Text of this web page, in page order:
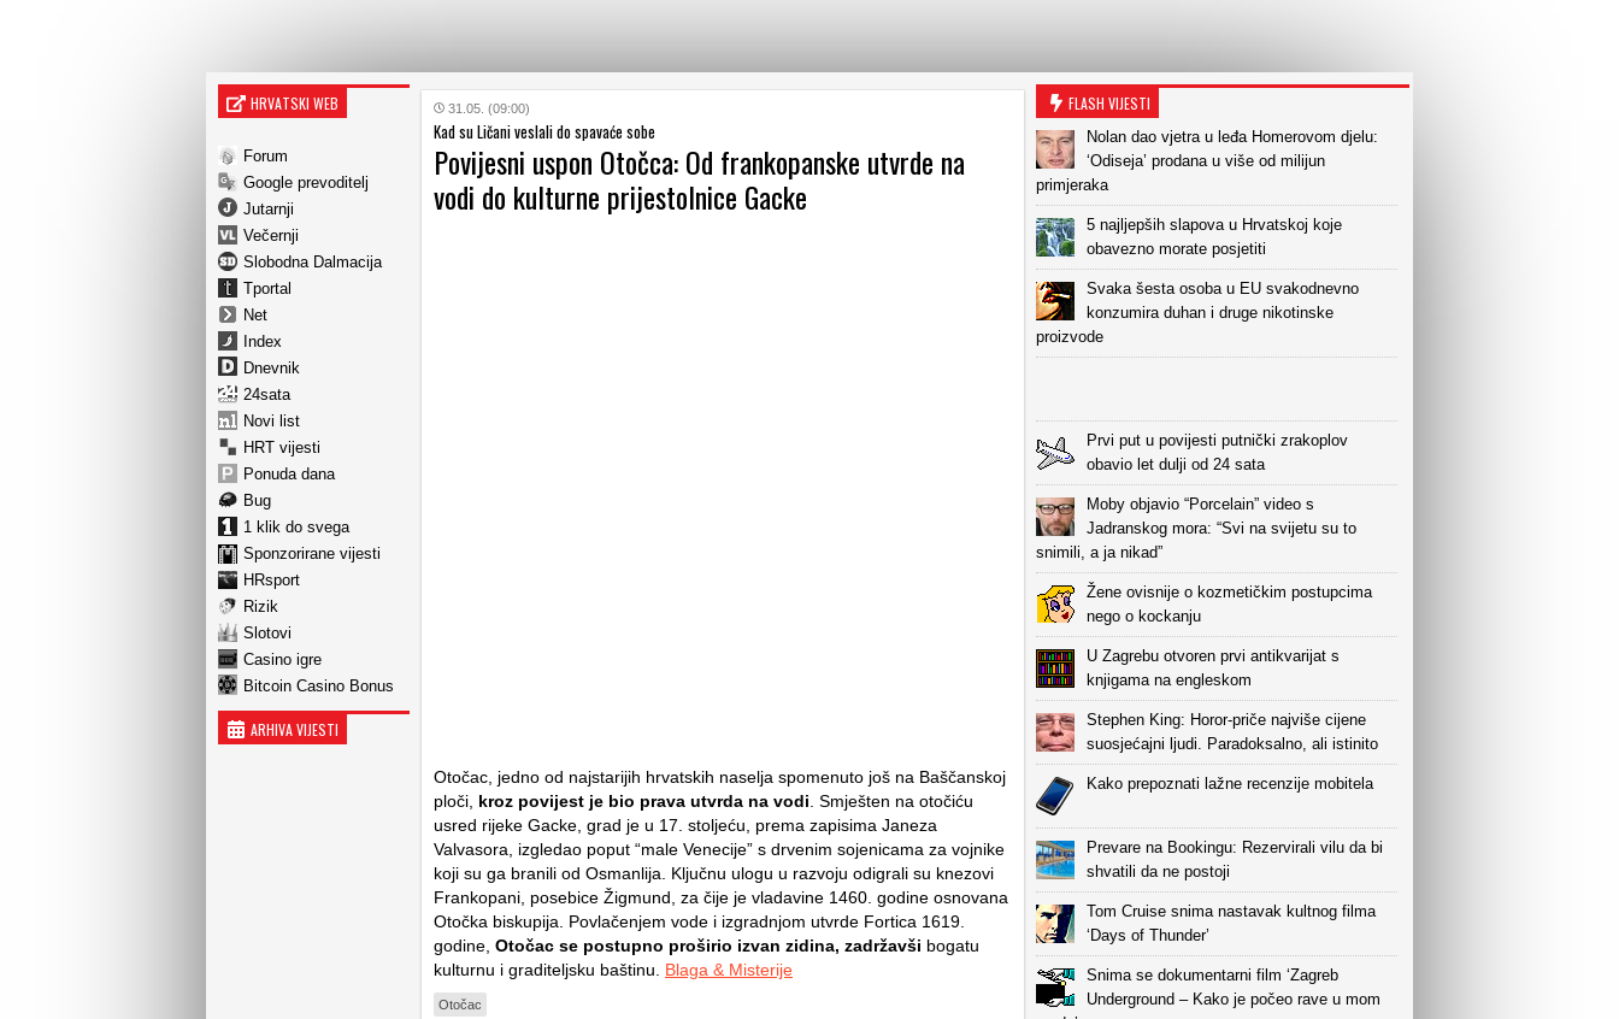
HRVATSKI WEB
Forum
Google prevoditelj
Jutarnji
Večernji
Slobodna Dalmacija
Tportal
Net
Index
Dnevnik
24sata
Novi list
HRT vijesti
Ponuda dana
Bug
1 klik do svega
Sponzorirane vijesti
HRsport
Rizik
Slotovi
Casino igre
Bitcoin Casino Bonus
ARHIVA VIJESTI
31.05. (09:00)
Kad su Ličani veslali do spavaće sobe
Povijesni uspon Otočca: Od frankopanske utvrde na
vodi do kulturne prijestolnice Gacke
Otočac, jedno od najstarijih hrvatskih naselja spomenuto još na Baščanskoj
ploči, kroz povijest je bio prava utvrda na vodi . Smješten na otočiću
usred rijeke Gacke, grad je u 17. stoljeću, prema zapisima Janeza
Valvasora, izgledao poput “male Venecije” s drvenim sojenicama za vojnike
koji su ga branili od Osmanlija. Ključnu ulogu u razvoju odigrali su knezovi
Frankopani, posebice Žigmund, za čije je vladavine 1460. godine osnovana
Otočka biskupija. Povlačenjem vode i izgradnjom utvrde Fortica 1619.
godine, Otočac se postupno proširio izvan zidina, zadržavši bogatu
kulturnu i graditeljsku baštinu. Blaga & Misterije
Otočac
FLASH VIJESTI
Nolan dao vjetra u leđa Homerovom djelu:
‘Odiseja’ prodana u više od milijun
primjeraka
5 najljepših slapova u Hrvatskoj koje
obavezno morate posjetiti
Svaka šesta osoba u EU svakodnevno
konzumira duhan i druge nikotinske
proizvode
Prvi put u povijesti putnički zrakoplov
obavio let dulji od 24 sata
Moby objavio “Porcelain” video s
Jadranskog mora: “Svi na svijetu su to
snimili, a ja nikad”
Žene ovisnije o kozmetičkim postupcima
nego o kockanju
U Zagrebu otvoren prvi antikvarijat s
knjigama na engleskom
Stephen King: Horor-priče najviše cijene
suosjećajni ljudi. Paradoksalno, ali istinito
Kako prepoznati lažne recenzije mobitela
Prevare na Bookingu: Rezervirali vilu da bi
shvatili da ne postoji
Tom Cruise snima nastavak kultnog filma
‘Days of Thunder’
Snima se dokumentarni film ‘Zagreb
Underground – Kako je počeo rave u mom